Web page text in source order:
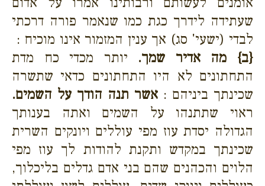
שעתידה לידרך כגת כמו שנאמר פורה דרכתי
לבדי (ישעי' סג) אך ענין המזמור אינו מוכיח :
{ב}
מה אדיר שמך. יותר מכדי כח מדת
התחתונים לא היו התחתונים כדאי שתשרה
שכינתך ביניהם : אשר תנה הודך על השמים.
ראוי שתתנהו על השמים ואתה בענותך
הגדולה יסדת עוז מפי עוללים ויונקים השרית
שכינתך במקדש ותקנת להודות לך עוז מפי
הלוים והכהנים שהם בני אדם גדלים בליכלוך,